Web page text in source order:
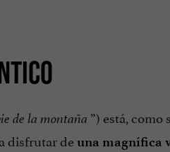
de la montaña ”) está,
disfrutar deuna magnífica